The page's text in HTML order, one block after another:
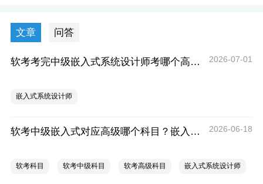
文章 问答
软考考完中级嵌入式系统设计师考哪个高级？ 2026-07-01
嵌入式系统设计师
软考中级嵌入式对应高级哪个科目？嵌入式系统设计师对应高级报考指南 2026-06-18
软考科目 软考中级科目 软考高级科目 嵌入式系统设计师